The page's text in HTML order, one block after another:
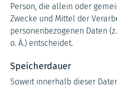
Person, die allein oder
Zwecke und Mittel der
personenbezogenen Daten
o. Ä.) entscheidet.
Speicherdauer
Soweit innerhalb dieser